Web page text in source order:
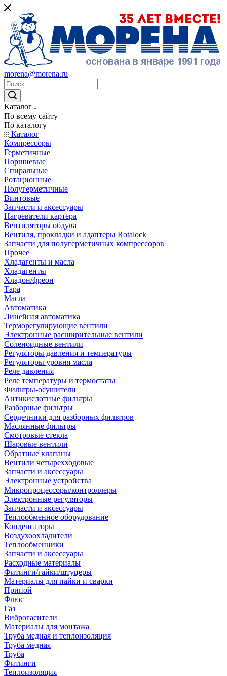
morena@morena.ru
Каталог
По всему сайту
По каталогу
Каталог
Компрессоры
Герметичные
Поршневые
Спиральные
Ротационные
Полугерметичные
Винтовые
Запчасти и аксессуары
Нагреватели картера
Вентиляторы обдува
Вентиля, прокладки и адаптеры Rotalock
Запчасти для полугерметичных компрессоров
Прочее
Хладагенты и масла
Хладагенты
Хладон/фреон
Тара
Масла
Автоматика
Линейная автоматика
Терморегулирующие вентили
Электронные расширительные вентили
Соленоидные вентили
Регуляторы давления и температуры
Регуляторы уровня масла
Реле давления
Реле температуры и термостаты
Фильтры-осушители
Антикислотные фильтры
Разборные фильтры
Сердечники для разборных фильтров
Маслянные фильтры
Смотровые стекла
Шаровые вентили
Обратные клапаны
Вентили четырехходовые
Запчасти и аксессуары
Электронные устройства
Микропроцессоры/контроллеры
Электронные регуляторы
Запчасти и аксессуары
Теплообменное оборудование
Конденсаторы
Воздухоохладители
Теплообменники
Запчасти и аксессуары
Расходные материалы
Фитинги/гайки/штуцеры
Материалы для пайки и сварки
Припой
Флюс
Газ
Виброгасители
Материалы для монтажа
Труба медная и теплоизоляция
Труба медная
Труба
Фитинги
Теплоизоляция